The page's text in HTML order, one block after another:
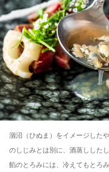
涸沼（ひぬま）をイメージした
のしじみとは別に、酒蒸しした
餡のとろみには、冷えてもとろ